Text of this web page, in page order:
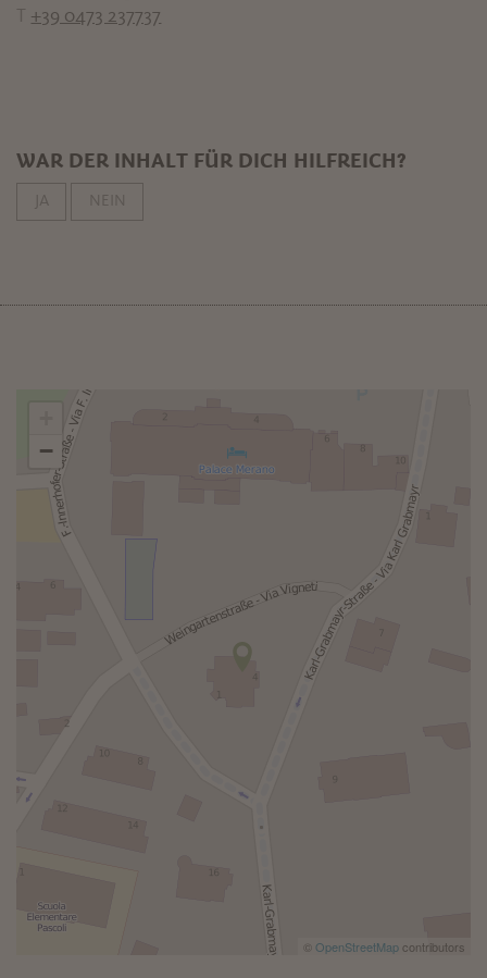
T +39 0473 237737
WAR DER INHALT FÜR DICH HILFREICH?
JA NEIN
−
© OpenStreetMapcontributors